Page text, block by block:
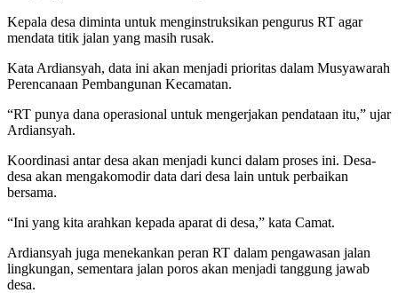
Kepala desa diminta untuk menginstruksikan pengurus RT agar
mendata titik jalan yang masih rusak.
Kata Ardiansyah, data ini akan menjadi prioritas dalam Musyawarah
Perencanaan Pembangunan Kecamatan.
“RT punya dana operasional untuk mengerjakan pendataan itu,” ujar
Ardiansyah.
Koordinasi antar desa akan menjadi kunci dalam proses ini. Desa-
desa akan mengakomodir data dari desa lain untuk perbaikan
bersama.
“Ini yang kita arahkan kepada aparat di desa,” kata Camat.
Ardiansyah juga menekankan peran RT dalam pengawasan jalan
lingkungan, sementara jalan poros akan menjadi tanggung jawab
desa.